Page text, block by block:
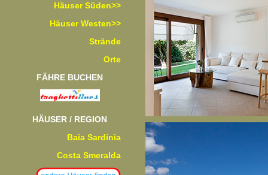
Häuser Süden>>
Häuser Westen>>
Strände
Orte
FÄHRE BUCHEN
HÄUSER / REGION
Baia Sardinia
Costa Smeralda